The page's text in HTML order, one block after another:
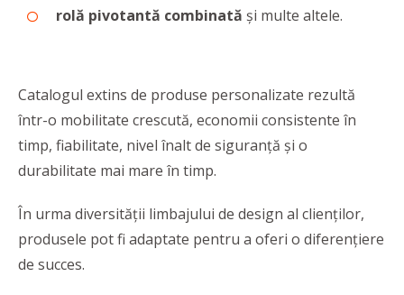
rolă pivotantă combinată și multe altele.
Catalogul extins de produse personalizate rezultă
într-o mobilitate crescută, economii consistente în
timp, fiabilitate, nivel înalt de siguranță și o
durabilitate mai mare în timp.
În urma diversității limbajului de design al clienților,
produsele pot fi adaptate pentru a oferi o diferențiere
de succes.